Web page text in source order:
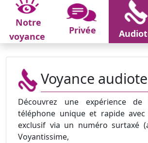
Notre
voyance
Privée
Voyance
Découvrez une expérience de
téléphone unique et rapide
exclusif via un numéro surtaxé